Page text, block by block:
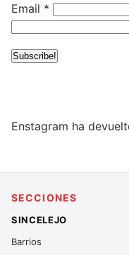
Email *
Enstagram ha
SECCIONES
SINCELEJO
Barrios